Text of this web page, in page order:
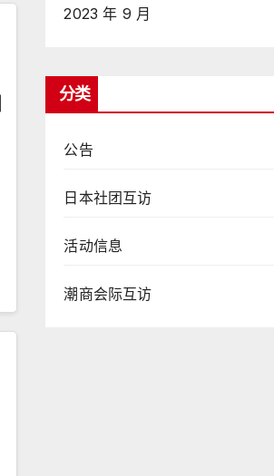
2023 年 9 月
分类
公告
日本社团互访
活动信息
潮商会际互访